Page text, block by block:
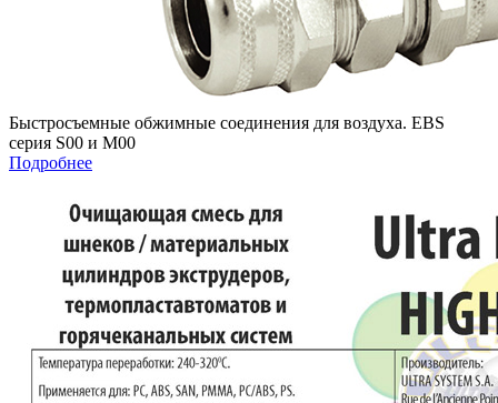
Быстросъемные обжимные соединения для воздуха. EBS
серия S00 и M00
Подробнее